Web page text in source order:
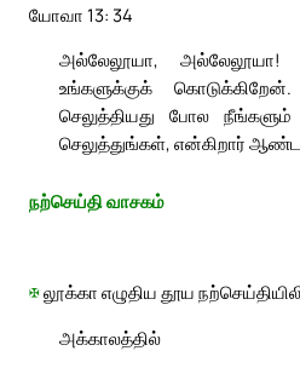
யோவா 13: 34
அல்லேலூயா,
உங்களுக்குக்
செலுத்தியது போல
செலுத்துங்கள், என்கிறார்
நற்செய்தி வாசகம்
✠லூக்கா எழுதிய தூய
அக்காலத்தில்